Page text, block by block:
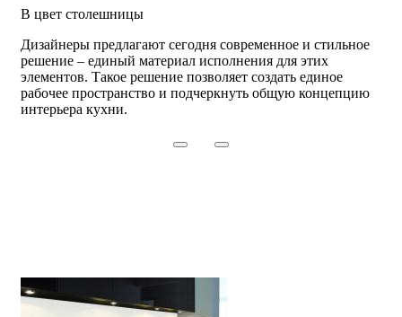
В цвет столешницы
Дизайнеры предлагают сегодня современное и стильное
решение – единый материал исполнения для этих
элементов. Такое решение позволяет создать единое
рабочее пространство и подчеркнуть общую концепцию
интерьера кухни.